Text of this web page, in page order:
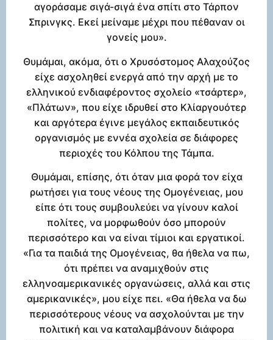
αγοράσαμε σιγά-σιγά ένα σπίτι στο Τάρπον
Σπρινγκς. Εκεί μείναμε μέχρι που πέθαναν οι
γονείς μου».
Θυμάμαι, ακόμα, ότι ο Χρυσόστομος Αλαχούζος
είχε ασχοληθεί ενεργά από την αρχή με το
ελληνικού ενδιαφέροντος σχολείο «τσάρτερ»,
«Πλάτων», που είχε ιδρυθεί στο Κλίαργουότερ
και αργότερα έγινε μεγάλος εκπαιδευτικός
οργανισμός με εννέα σχολεία σε διάφορες
περιοχές του Κόλπου της Τάμπα.
Θυμάμαι, επίσης, ότι όταν μια φορά τον είχα
ρωτήσει για τους νέους της Ομογένειας, μου
είπε ότι τους συμβουλεύει να γίνουν καλοί
πολίτες, να μορφωθούν όσο μπορούν
περισσότερο και να είναι τίμιοι και εργατικοί.
«Για τα παιδιά της Ομογένειας, θα ήθελα να πω,
ότι πρέπει να αναμιχθούν στις
ελληνοαμερικανικές οργανώσεις, αλλά και στις
αμερικανικές», μου είχε πει. «Θα ήθελα να δω
περισσότερους νέους να ασχολούνται με την
πολιτική και να καταλαμβάνουν διάφορα